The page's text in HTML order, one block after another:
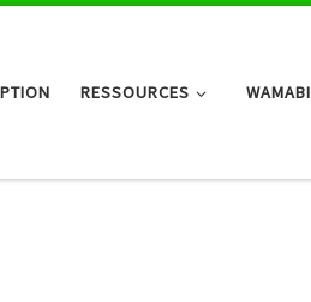
RESSOURCES WAMABI